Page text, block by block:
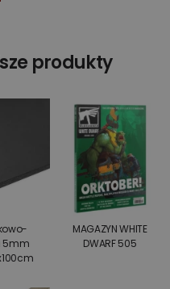
produkty
5mm
MAGAZYN WHITE
DWARF 505